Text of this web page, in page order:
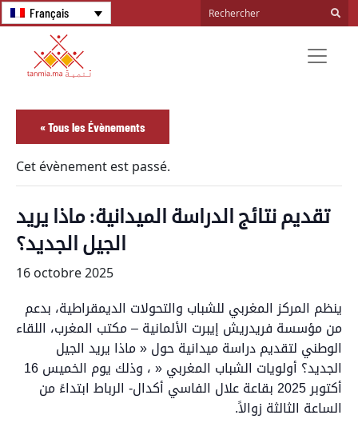
Français
« Tous les Évènements
Cet évènement est passé.
تقديم نتائج الدراسة الميدانية: ماذا يريد
الجيل الجديد؟
16 octobre 2025
ينظم المركز المغربي للشباب والتحولات الديمقراطية، بدعم
من مؤسسة فريدريش إيبرت الألمانية – مكتب المغرب، اللقاء
الوطني لتقديم دراسة ميدانية حول « ماذا يريد الجيل
الجديد؟ أولويات الشباب المغربي « ، وذلك يوم الخميس 16
أكتوبر 2025 بقاعة علال الفاسي أكدال- الرباط ابتداءً من
الساعة الثالثة زوالاً.